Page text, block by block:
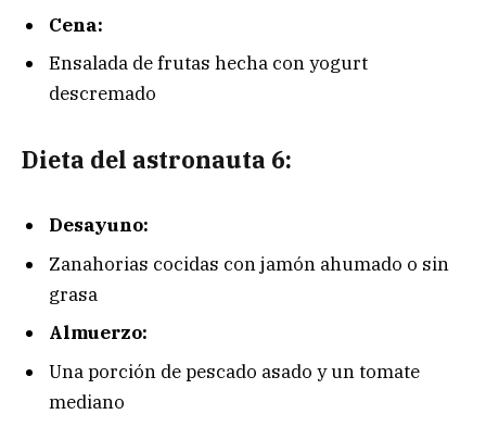
Cena:
Ensalada de frutas hecha con yogurt
descremado
Dieta del astronauta 6:
Desayuno:
Zanahorias cocidas con jamón ahumado o sin
grasa
Almuerzo:
Una porción de pescado asado y un tomate
mediano